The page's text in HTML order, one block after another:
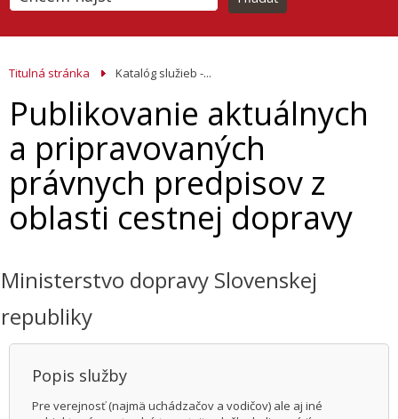
Titulná stránka Katalóg služieb -...
Publikovanie aktuálnych
a pripravovaných
právnych predpisov z
oblasti cestnej dopravy
Ministerstvo dopravy Slovenskej
republiky
Popis služby
Pre verejnosť (najmä uchádzačov a vodičov) ale aj iné